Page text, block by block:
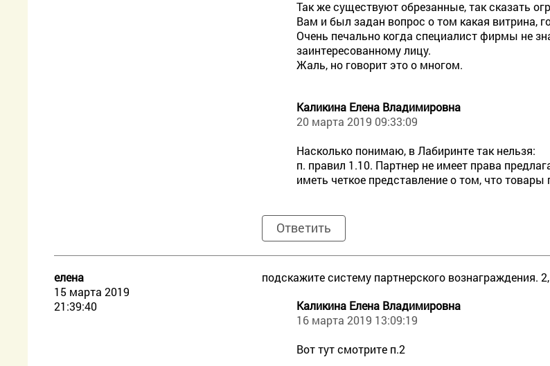
Так же существуют обрезанные, так сказать
Вам и был задан вопрос о том какая витрина,
Очень печально когда специалист фирмы не
заинтересованному лицу.
Жаль, но говорит это о многом.
Каликина Елена Владимировна
20 марта 2019 09:33:09
Насколько понимаю, в Лабиринте так нельзя:
п. правил 1.10. Партнер не имеет права
иметь четкое представление о том, что
Ответить
елена
15 марта 2019
21:39:40
подскажите систему партнерского вознаграждения.
Каликина Елена Владимировна
16 марта 2019 13:09:19
Вот тут смотрите п.2